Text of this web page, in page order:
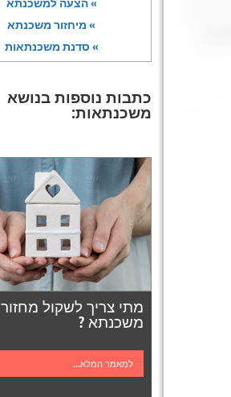
» מיחזור משכנתא
» סדנת משכנתאות
כתבות נוספות בנושא
משכנתאות:
מתי צריך לשקול מחזור
משכנתא ?
למאמר המלא...